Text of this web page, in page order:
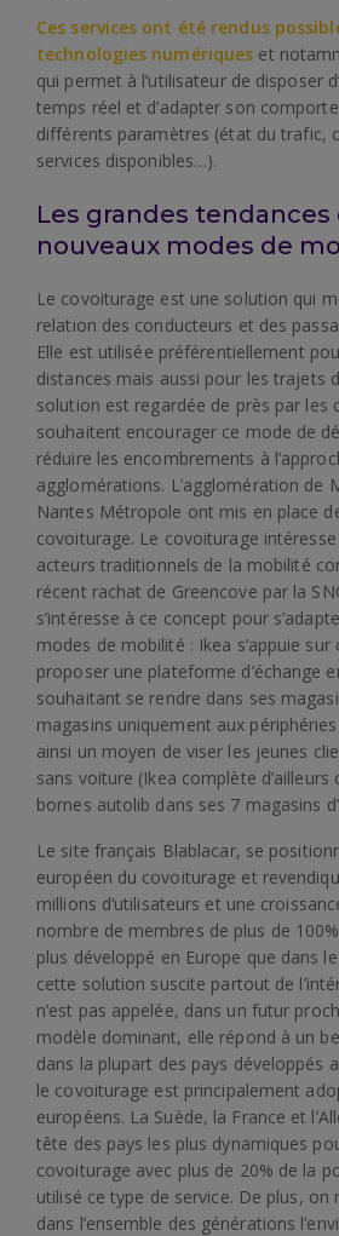
Ces services ont été rendus
technologies numériques et
qui permet à l’utilisateur de disposer
temps réel et d’adapter son
différents paramètres (état du trafic,
services disponibles…).
Les grandes tendances
nouveaux modes de
Le covoiturage est une solution qui
relation des conducteurs et des
Elle est utilisée préférentiellement
distances mais aussi pour les trajets
solution est regardée de près par les
souhaitent encourager ce mode de
réduire les encombrements à
agglomérations. L’agglomération de
Nantes Métropole ont mis en place
covoiturage. Le covoiturage
acteurs traditionnels de la mobilité
récent rachat de Greencove par la
s’intéresse à ce concept pour
modes de mobilité : Ikea s’appuie
proposer une plateforme d’échange
souhaitant se rendre dans ses
magasins uniquement aux
ainsi un moyen de viser les jeunes
sans voiture (Ikea complète
bornes autolib dans ses 7 magasins
Le site français Blablacar, se
européen du covoiturage et
millions d’utilisateurs et une
nombre de membres de plus de
plus développé en Europe que dans
cette solution suscite partout de
n’est pas appelée, dans un futur
modèle dominant, elle répond à un
dans la plupart des pays développés
le covoiturage est principalement
européens. La Suède, la France et
tête des pays les plus dynamiques
covoiturage avec plus de 20% de la
utilisé ce type de service. De plus, on
dans l’ensemble des générations